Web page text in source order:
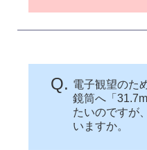
Q. 電子観望のた
鏡筒へ「
たいのですが
いますか。